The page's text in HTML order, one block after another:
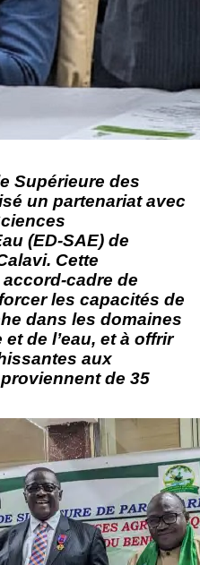
Supérieure des
un partenariat avec
(ED-SAE) de
Cette
cadre de
les capacités de
dans les domaines
de l’eau, et à offrir
aux
de 35